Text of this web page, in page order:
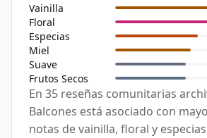
Vainilla
Floral
Especias
Miel
Suave
Frutos Secos
En 35 reseñas comunitarias
Balcones está asociado con
notas de vainilla, floral y